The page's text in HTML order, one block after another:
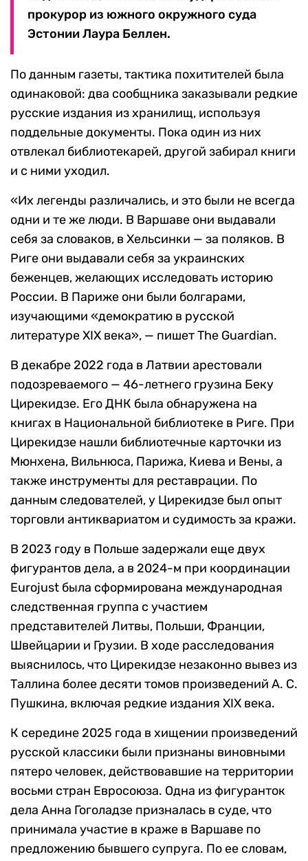
прокурор из южного окружного суда
Эстонии Лаура Беллен.
По данным газеты, тактика похитителей была
одинаковой: два сообщника заказывали редкие
русские издания из хранилищ, используя
поддельные документы. Пока один из них
отвлекал библиотекарей, другой забирал книги
и с ними уходил.
«Их легенды различались, и это были не всегда
одни и те же люди. В Варшаве они выдавали
себя за словаков, в Хельсинки — за поляков. В
Риге они выдавали себя за украинских
беженцев, желающих исследовать историю
России. В Париже они были болгарами,
изучающими «демократию в русской
литературе XIX века», — пишет The Guardian.
В декабре 2022 года в Латвии арестовали
подозреваемого — 46-летнего грузина Беку
Цирекидзе. Его ДНК была обнаружена на
книгах в Национальной библиотеке в Риге. При
Цирекидзе нашли библиотечные карточки из
Мюнхена, Вильнюса, Парижа, Киева и Вены, а
также инструменты для реставрации. По
данным следователей, у Цирекидзе был опыт
торговли антиквариатом и судимость за кражи.
В 2023 году в Польше задержали еще двух
фигурантов дела, а в 2024-м при координации
Eurojust была сформирована международная
следственная группа с участием
представителей Литвы, Польши, Франции,
Швейцарии и Грузии. В ходе расследования
выяснилось, что Цирекидзе незаконно вывез из
Таллина более десяти томов произведений А. С.
Пушкина, включая редкие издания XIX века.
К середине 2025 года в хищении произведений
русской классики были признаны виновными
пятеро человек, действовавшие на территории
восьми стран Евросоюза. Одна из фигуранток
дела Анна Гоголадзе призналась в суде, что
принимала участие в краже в Варшаве по
предложению бывшего супруга. По ее словам,